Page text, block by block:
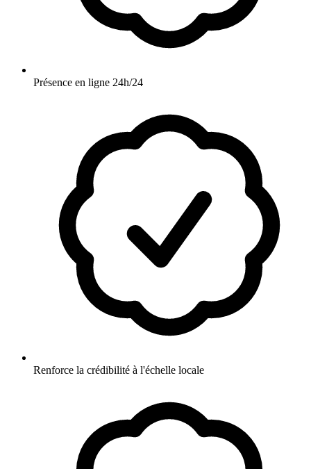
Présence en ligne 24h/24
Renforce la crédibilité à l'échelle locale